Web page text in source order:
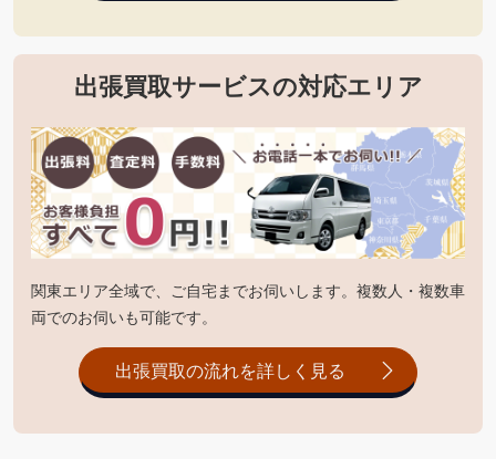
出張買取サービスの対応エリア
関東エリア全域で、ご自宅までお伺いします。複数人・複数車
両でのお伺いも可能です。
出張買取の流れを詳しく見る